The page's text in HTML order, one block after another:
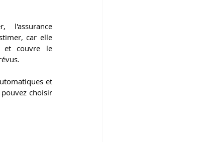
l'assurance
car elle
et couvre le
et
choisir